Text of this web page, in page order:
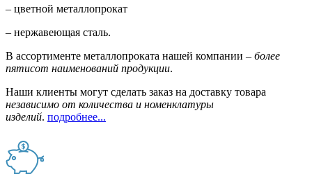
– цветной металлопрокат
– нержавеющая сталь.
В ассортименте металлопроката нашей компании – более
пятисот наименований продукции.
Наши клиенты могут сделать заказ на доставку товара
независимо от количества и номенклатуры
изделий. подробнее...